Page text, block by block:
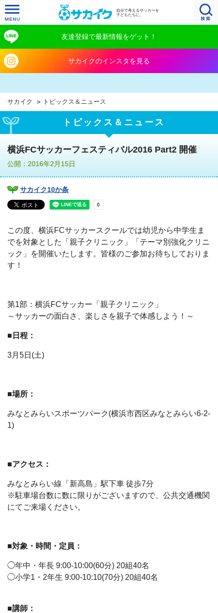
自分で考えるサッカーを
子どもたちに。
友達登録で最新情報をゲット！
サカイクのインスタを見る
サカイク トピックス＆ニュース
トピックス＆ニュース
横浜FCサッカーフェスティバル2016 Part2 開催
公開：2016年2月15日
サカイク10か条
この度、横浜FCサッカースクールでは幼児から中学生ま
でを対象とした「親子クリニック」「テーマ別強化クリニ
ック」を開催いたします。皆様のご参加お待ちしておりま
す！
第1部：横浜FCサッカー「親子クリニック」
～サッカーの面白さ、楽しさを親子で体感しよう！～
■日程：
3月5日(土)
■場所：
みなとみらいスポーツパーク(横浜市西区みなとみらい6-2-
1)
■アクセス：
みなとみらい線「新高島」駅下車 徒歩7分
※駐車場台数に数に限りがございますので、公共交通機関
にてご来場ください。
■対象・時間・定員：
◯年中・年長 9:00-10:00(60分) 20組40名
◯小学1・2年生 9:00-10:10(70分) 20組40名
■講師：